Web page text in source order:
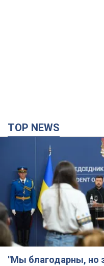
TOP NEWS
"Мы благодарны, но